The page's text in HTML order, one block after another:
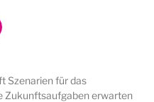
Szenarien für das
Zukunftsaufgaben erwarten